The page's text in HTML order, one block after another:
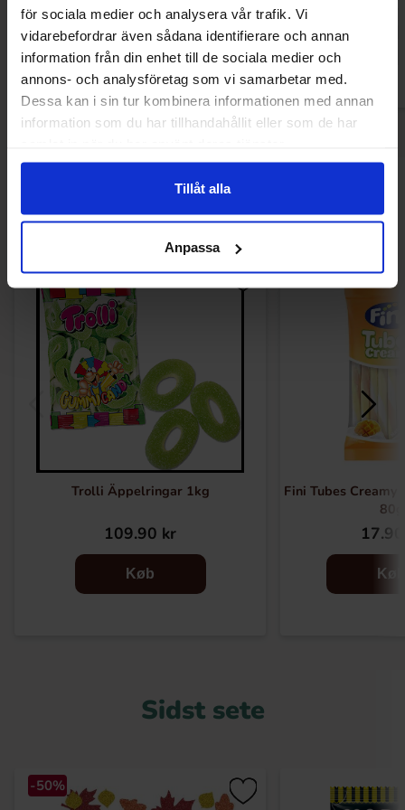
för sociala medier och analysera vår trafik. Vi
vidarebefordrar även sådana identifierare och annan
information från din enhet till de sociala medier och
annons- och analysföretag som vi samarbetar med.
Dessa kan i sin tur kombinera informationen med annan
information som du har tillhandahållit eller som de har
Tillåt alla
Anpassa
13.90 kr
Køb
Andre kunne lide
Trolli Äppelringar 1kg
109.90 kr
Køb
Fini Tubes Creamy
80g
Køb
Sidst sete
-50%